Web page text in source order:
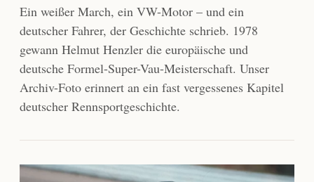
Ein weißer March, ein VW-Motor – und ein
deutscher Fahrer, der Geschichte schrieb. 1978
gewann Helmut Henzler die europäische und
deutsche Formel-Super-Vau-Meisterschaft. Unser
Archiv-Foto erinnert an ein fast vergessenes Kapitel
deutscher Rennsportgeschichte.